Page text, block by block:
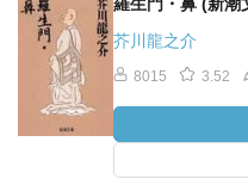
芥川龍之介
8015 3.52